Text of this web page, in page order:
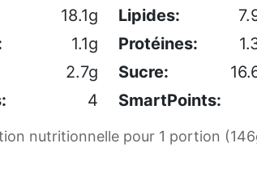
18.1g Lipides:
1.1g Protéines:
2.7g Sucre:
4 SmartPoints:
nutritionnelle pour 1 portion